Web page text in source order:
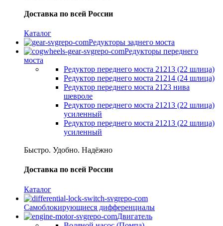
Доставка по всей России
Каталог
Редукторы заднего моста
Редукторы переднего
моста
Редуктор переднего моста 21213 (22 шлица)
Редуктор переднего моста 21214 (24 шлица)
Редуктор переднего моста 2123 нива
шевроле
Редуктор переднего моста 21213 (22 шлица)
усиленный
Редуктор переднего моста 21213 (22 шлица)
усиленный
Быстро. Удобно. Надёжно
Доставка по всей России
Каталог
Самоблокирующиеся дифференциалы
Двигатель